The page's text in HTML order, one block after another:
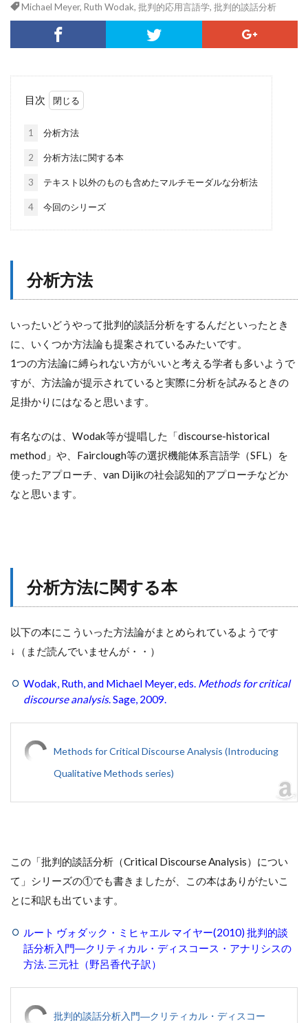
Michael Meyer, Ruth Wodak, 批判的応用言語学, 批判的談話分析
目次
1 分析方法
2 分析方法に関する本
3 テキスト以外のものも含めたマルチモーダルな分析法
4 今回のシリーズ
分析方法
いったいどうやって批判的談話分析をするんだといったとき
に、いくつか方法論も提案されているみたいです。
1つの方法論に縛られない方がいいと考える学者も多いようで
すが、方法論が提示されていると実際に分析を試みるときの
足掛かりにはなると思います。
有名なのは、Wodak等が提唱した「discourse-historical
method」や、Fairclough等の選択機能体系言語学（SFL）を
使ったアプローチ、van Dijikの社会認知的アプローチなどか
なと思います。
分析方法に関する本
以下の本にこういった方法論がまとめられているようです
↓（まだ読んでいませんが・・）
Wodak, Ruth, and Michael Meyer, eds. Methods for critical
discourse analysis. Sage, 2009.
Methods for Critical Discourse Analysis (Introducing
Qualitative Methods series)
この「批判的談話分析（Critical Discourse Analysis）につい
て」シリーズの①でも書きましたが、この本はありがたいこ
とに和訳も出ています。
ルート ヴォダック・ミヒャエル マイヤー(2010) 批判的談
話分析入門―クリティカル・ディスコース・アナリシスの
方法. 三元社（野呂香代子訳）
批判的談話分析入門―クリティカル・ディスコー